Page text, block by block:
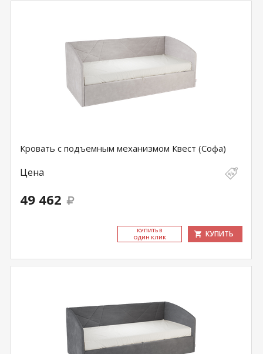
Кровать с подъемным механизмом Квест (Софа)
Цена
49 462
КУ­ПИТЬ В
ОДИН КЛИК
КУПИТЬ